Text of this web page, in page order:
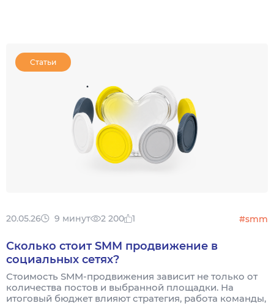
Статьи
20.05.26 9 минут 2 200 1 #smm
Сколько стоит SMM продвижение в
социальных сетях?
Стоимость SMM-продвижения зависит не только от
количества постов и выбранной площадки. На
итоговый бюджет влияют стратегия, работа команды,